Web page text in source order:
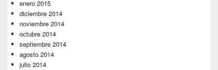
enero 2015
diciembre 2014
noviembre 2014
octubre 2014
septiembre 2014
agosto 2014
julio 2014